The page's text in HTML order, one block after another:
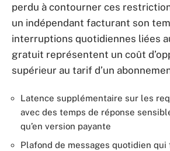
perdu à contourner ces
un indépendant facturant son
interruptions quotidiennes liées
gratuit représentent un coût
supérieur au tarif d’un
Latence supplémentaire sur les
avec des temps de réponse
qu’en version payante
Plafond de messages quotidien